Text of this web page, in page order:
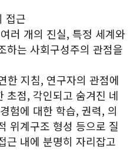
접근
러 개의 진실, 특정 세계와
하는 사회구성주의 관점을
한 지침, 연구자의 관점에
초점, 각인되고 숨겨진 네
험에 대한 학습, 권력, 의
위계구조 형성 등으로 질
근 내에 분명히 자리잡고